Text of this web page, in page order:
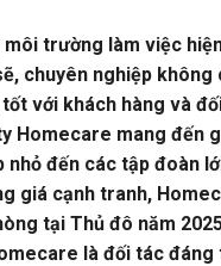
trường làm việc
chuyên nghiệp
với khách hàng và
Homecare mang đến
nhỏ đến các tập đoàn
giá cạnh tranh,
tại Thủ đô năm
là đối tác đáng